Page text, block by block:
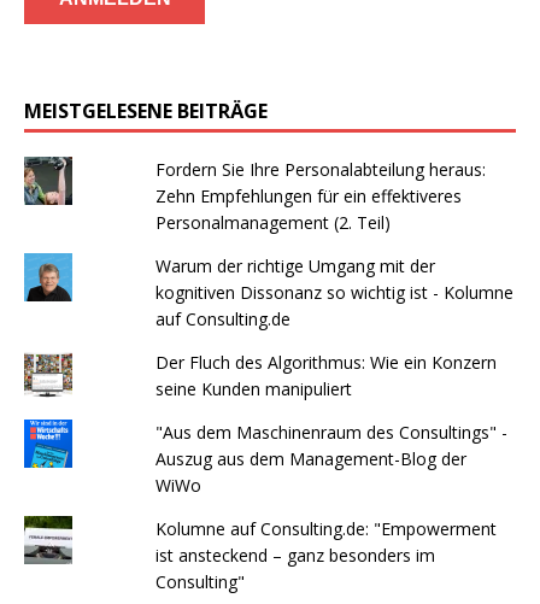
MEISTGELESENE BEITRÄGE
Fordern Sie Ihre Personalabteilung heraus:
Zehn Empfehlungen für ein effektiveres
Personalmanagement (2. Teil)
Warum der richtige Umgang mit der
kognitiven Dissonanz so wichtig ist - Kolumne
auf Consulting.de
Der Fluch des Algorithmus: Wie ein Konzern
seine Kunden manipuliert
"Aus dem Maschinenraum des Consultings" -
Auszug aus dem Management-Blog der
WiWo
Kolumne auf Consulting.de: "Empowerment
ist ansteckend – ganz besonders im
Consulting"